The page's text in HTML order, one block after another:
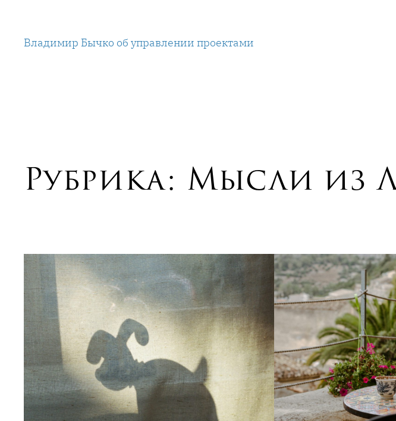
содержимому
Владимир Бычко об управлении проектами
Рубрика: Мысли из